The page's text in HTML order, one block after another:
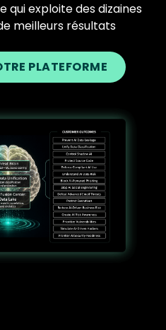
qui exploite des dizaines
meilleurs résultats
PLATEFORME